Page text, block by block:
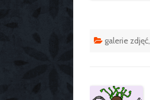
galerie zdjęć,